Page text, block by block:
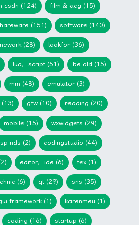
csdn (124) film & acg (15)
(151) software (140)
(28) lookfor (36)
lua，script (51) be old (15)
mm (48) emulator (3)
gfw (10) reading (20)
mobile (15) wxwidgets (29)
nds (2) codingstudio (44)
editor，ide (6) tex (1)
(6) qt (29) sns (35)
framework (1) karenmeu (1)
coding (16) startup (6)